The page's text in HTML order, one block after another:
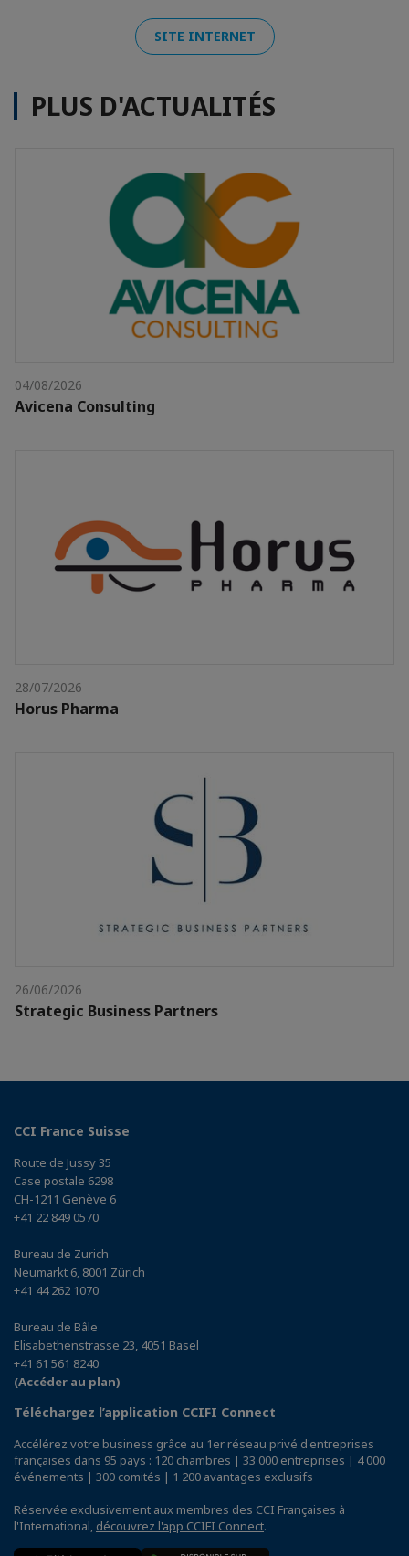
SITE INTERNET
PLUS D'ACTUALITÉS
04/08/2026
Avicena Consulting
28/07/2026
Horus Pharma
26/06/2026
Strategic Business Partners
CCI France Suisse
Route de Jussy 35
Case postale 6298
CH-1211 Genève 6
+41 22 849 0570
Bureau de Zurich
Neumarkt 6, 8001 Zürich
+41 44 262 1070
Bureau de Bâle
Elisabethenstrasse 23, 4051 Basel
+41 61 561 8240
(Accéder au plan)
Téléchargez l’application CCIFI Connect
Accélérez votre business grâce au 1er réseau privé d'entreprises
françaises dans 95 pays : 120 chambres | 33 000 entreprises | 4 000
événements | 300 comités | 1 200 avantages exclusifs
Réservée exclusivement aux membres des CCI Françaises à
l'International, découvrez l'app CCIFI Connect.